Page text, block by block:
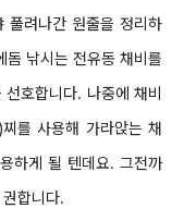
풀려나간 원줄을 정리하
돔 낚시는 전유동 채비를
선호합니다. 나중에 채비
찌를 사용해 가라앉는 채
하게 될 텐데요. 그전까
합니다.